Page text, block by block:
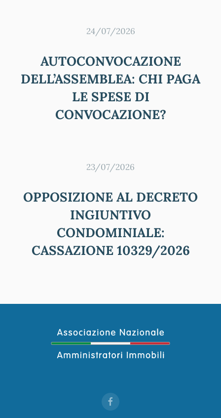
24/07/2026
AUTOCONVOCAZIONE
DELL’ASSEMBLEA: CHI PAGA
LE SPESE DI
CONVOCAZIONE?
23/07/2026
OPPOSIZIONE AL DECRETO
INGIUNTIVO
CONDOMINIALE:
CASSAZIONE 10329/2026